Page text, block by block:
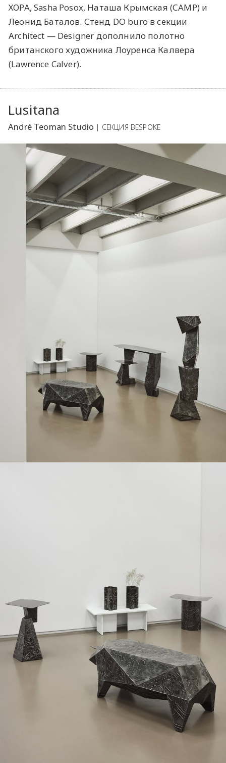
ХОРА, Sasha Posox, Наташа Крымская (САМР) и
Леонид Баталов. Стенд DO buro в секции
Architect — Designer дополнило полотно
британского художника Лоуренса Калвера
(Lawrence Calver).
Lusitana
André Teoman Studio | СЕКЦИЯ BESPOKE